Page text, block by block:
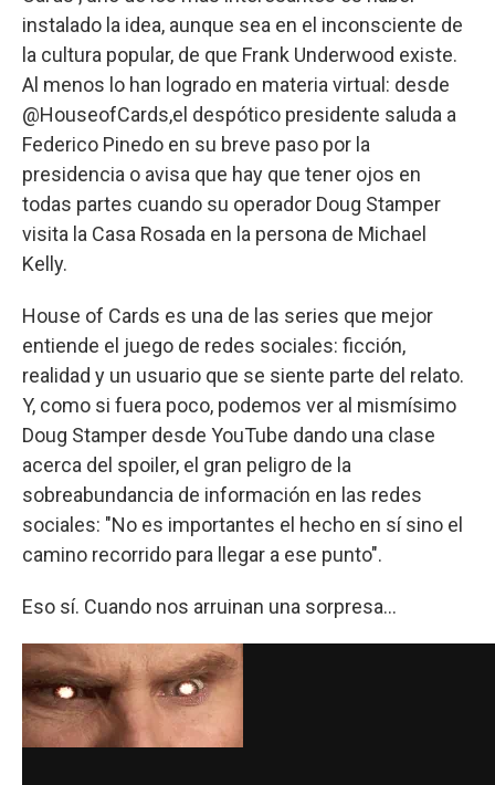
instalado la idea, aunque sea en el inconsciente de
la cultura popular, de que Frank Underwood existe.
Al menos lo han logrado en materia virtual: desde
@HouseofCards,el despótico presidente saluda a
Federico Pinedo en su breve paso por la
presidencia o avisa que hay que tener ojos en
todas partes cuando su operador Doug Stamper
visita la Casa Rosada en la persona de Michael
Kelly.
House of Cards es una de las series que mejor
entiende el juego de redes sociales: ficción,
realidad y un usuario que se siente parte del relato.
Y, como si fuera poco, podemos ver al mismísimo
Doug Stamper desde YouTube dando una clase
acerca del spoiler, el gran peligro de la
sobreabundancia de información en las redes
sociales: "No es importantes el hecho en sí sino el
camino recorrido para llegar a ese punto".
Eso sí. Cuando nos arruinan una sorpresa...